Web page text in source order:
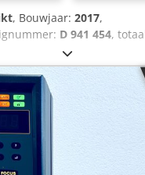
, Bouwjaar: 2017,
D 941 454,
50 Hz, De Atlas
ideale oplossing voor
in de industrie.
aan
ST32-10-I06
model:
2017
bouwjaar: 2022